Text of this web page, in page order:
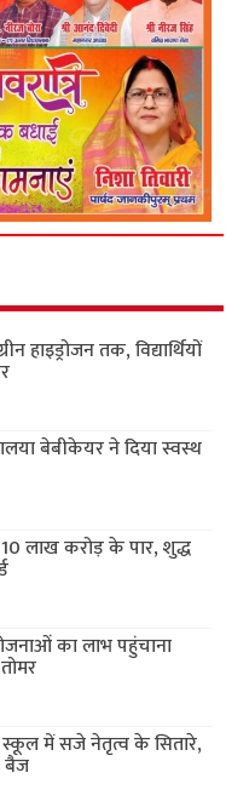
हाइड्रोजन तक, विद्यार्थियों
बेबीकेयर ने दिया स्वस्थ
लाख करोड़ के पार, शुद्ध
का लाभ पहुंचाना
स्कूल में सजे नेतृत्व के सितारे,
बैज